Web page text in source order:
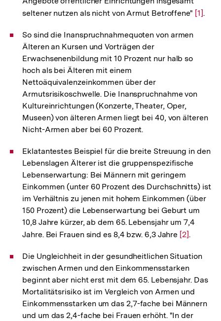
seltener nutzen als nicht von Armut Betroffene" Zur
[1].
So sind die Inanspruchnahmequoten von armen
Älteren an Kursen und Vorträgen der
Erwachsenenbildung mit 10 Prozent nur halb so
hoch als bei Älteren mit einem
Nettoäquivalenzeinkommen über der
Armutsrisikoschwelle. Die Inanspruchnahme von
Kultureinrichtungen (Konzerte, Theater, Oper,
Museen) von älteren Armen liegt bei 40, von älteren
Nicht-Armen aber bei 60 Prozent.
Eklatantestes Beispiel für die breite Streuung in den
Lebenslagen Älterer ist die gruppenspezifische
Lebenserwartung: Bei Männern mit geringem
Einkommen (unter 60 Prozent des Durchschnitts) ist
im Verhältnis zu jenen mit hohem Einkommen (über
150 Prozent) die Lebenserwartung bei Geburt um
10,8 Jahre kürzer, ab dem 65. Lebensjahr um 7,4
Jahre. Bei Frauen sind es 8,4 bzw. 6,3 Jahre Zur
der
Fußnote
[2].
Die Ungleichheit in der gesundheitlichen Situation
zwischen Armen und den Einkommensstarken
beginnt aber nicht erst mit dem 65. Lebensjahr. Das
Mortalitätsrisiko ist im Vergleich von Armen und
Einkommensstarken um das 2,7-fache bei Männern
und um das 2,4-fache bei Frauen erhöht. "In der